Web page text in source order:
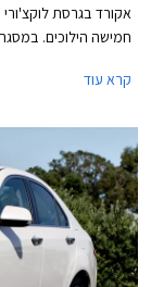
חמישה הילוכים.
החברה לכל הרוכשים
קרא עוד